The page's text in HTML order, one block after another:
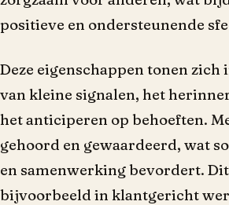
positieve en ondersteunende
Deze eigenschappen tonen zich
van kleine signalen, het
het anticiperen op behoeften.
gehoord en gewaardeerd, wat
en samenwerking bevordert.
bijvoorbeeld in klantgericht